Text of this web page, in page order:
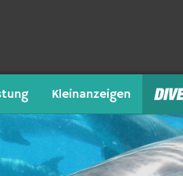
Kleinanzeigen